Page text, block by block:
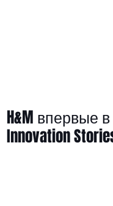
H&M впервые
Innovation